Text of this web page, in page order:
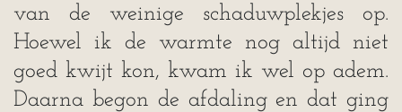
van de weinige schaduwplekjes op.
Hoewel ik de warmte nog altijd niet
goed kwijt kon, kwam ik wel op adem.
Daarna begon de afdaling en dat ging